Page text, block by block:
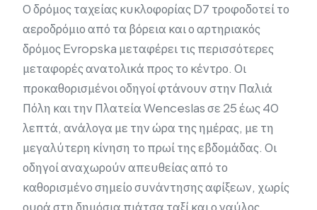
Ο δρόμος ταχείας κυκλοφορίας D7 τροφοδοτεί το
αεροδρόμιο από τα βόρεια και ο αρτηριακός
δρόμος Evropska μεταφέρει τις περισσότερες
μεταφορές ανατολικά προς το κέντρο. Οι
προκαθορισμένοι οδηγοί φτάνουν στην Παλιά
Πόλη και την Πλατεία Wenceslas σε 25 έως 40
λεπτά, ανάλογα με την ώρα της ημέρας, με τη
μεγαλύτερη κίνηση το πρωί της εβδομάδας. Οι
οδηγοί αναχωρούν απευθείας από το
καθορισμένο σημείο συνάντησης αφίξεων, χωρίς
ουρά στη δημόσια πιάτσα ταξί και ο ναύλος